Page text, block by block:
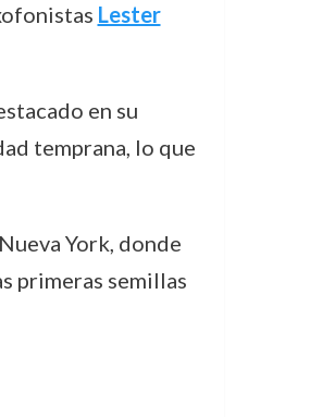
Lester
en su
temprana, lo que
York, donde
primeras semillas